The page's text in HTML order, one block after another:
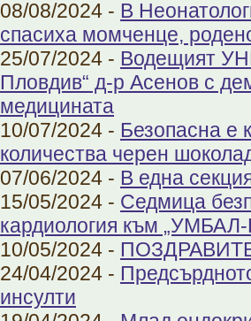
08/08/2024 - В
спасиха момченце,
25/07/2024 - Водещият
Пловдив“ д-р Асенов с
медицината
10/07/2024 - Безопасна е
количества черен
07/06/2024 - В една
15/05/2024 - Седмица
кардиология към
10/05/2024 -
24/04/2024 -
инсулти